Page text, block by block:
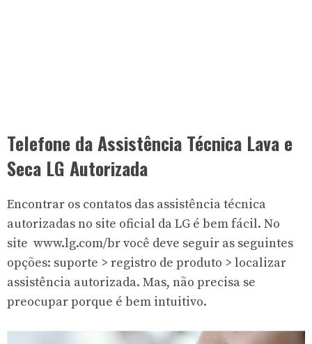
Telefone da Assistência Técnica Lava e
Seca LG Autorizada
Encontrar os contatos das assistência técnica
autorizadas no site oficial da LG é bem fácil. No
site www.lg.com/brvocê deve seguir as seguintes
opções: suporte > registro de produto > localizar
assistência autorizada. Mas, não precisa se
preocupar porque é bem intuitivo.